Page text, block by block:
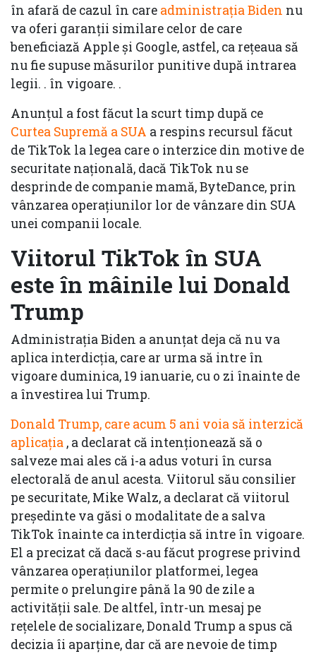
în afară de cazul în care administrația Biden nu
va oferi garanții similare celor de care
beneficiază Apple și Google, astfel, ca rețeaua să
nu fie supuse măsurilor punitive după intrarea
legii. . în vigoare. .
Anunțul a fost făcut la scurt timp după ce
Curtea Supremă a SUA a respins recursul făcut
de TikTok la legea care o interzice din motive de
securitate națională, dacă TikTok nu se
desprinde de companie mamă, ByteDance, prin
vânzarea operațiunilor lor de vânzare din SUA
unei companii locale.
Viitorul TikTok în SUA
este în mâinile lui Donald
Trump
Administrația Biden a anunțat deja că nu va
aplica interdicția, care ar urma să intre în
vigoare duminica, 19 ianuarie, cu o zi înainte de
a învestirea lui Trump.
Donald Trump, care acum 5 ani voia să interzică
aplicația , a declarat că intenționează să o
salveze mai ales că i-a adus voturi în cursa
electorală de anul acesta. Viitorul său consilier
pe securitate, Mike Walz, a declarat că viitorul
președinte va găsi o modalitate de a salva
TikTok înainte ca interdicția să intre în vigoare.
El a precizat că dacă s-au făcut progrese privind
vânzarea operațiunilor platformei, legea
permite o prelungire până la 90 de zile a
activității sale. De altfel, într-un mesaj pe
rețelele de socializare, Donald Trump a spus că
decizia îi aparține, dar că are nevoie de timp